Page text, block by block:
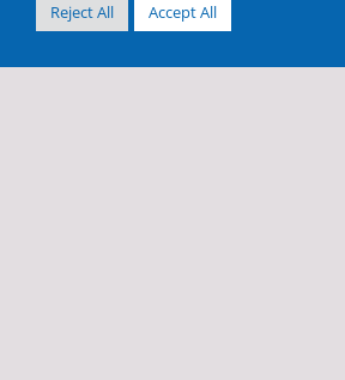
Reject All Accept All